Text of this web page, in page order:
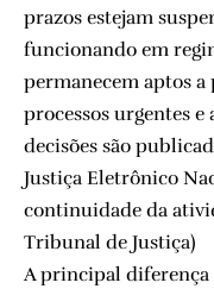
prazos estejam
funcionando em
permanecem aptos
processos urgentes e
decisões são
Justiça Eletrônico
continuidade da
Tribunal de Justiça)
A principal diferença